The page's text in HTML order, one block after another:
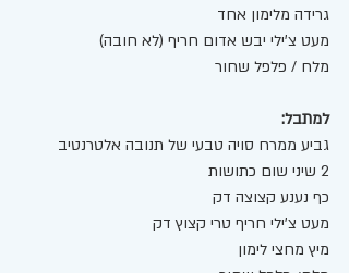
גרידה מלימון אחד
מעט צ'ילי יבש אדום חריף (לא חובה)
מלח / פלפל שחור
למתבל:
גביע ממרח סויה טבעי של תנובה אלטרנטיב
2 שיני שום כתושות
כף נענע קצוצה דק
מעט צ'ילי חריף טרי קצוץ דק
מיץ מחצי לימון